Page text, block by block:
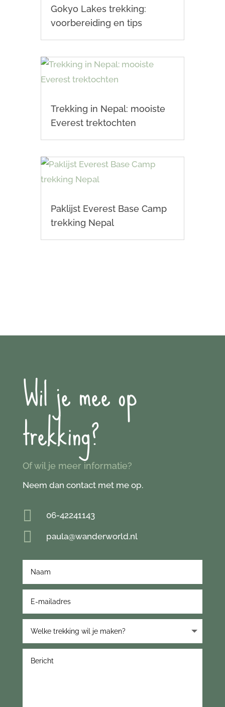
Gokyo Lakes trekking:
voorbereiding en tips
Trekking in Nepal: mooiste
Everest trektochten
Paklijst Everest Base Camp
trekking Nepal
Wil je mee op
trekking?
Of wil je meer informatie?
Neem dan contact met me op.
 06-42241143
 paula@wanderworld.nl